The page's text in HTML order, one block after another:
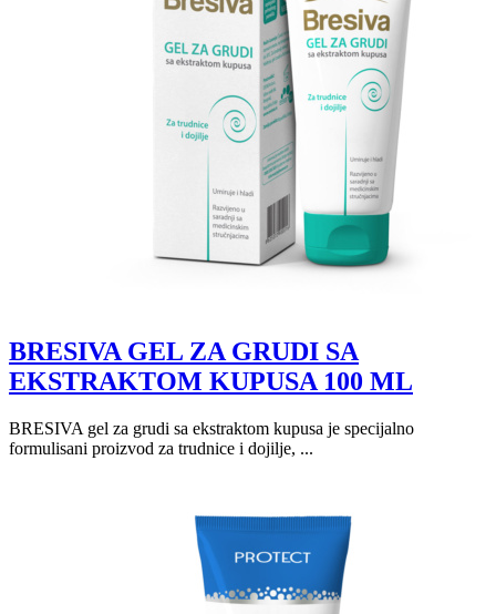
BRESIVA GEL ZA GRUDI SA
EKSTRAKTOM KUPUSA 100 ML
BRESIVA gel za grudi sa ekstraktom kupusa je specijalno
formulisani proizvod za trudnice i dojilje, ...